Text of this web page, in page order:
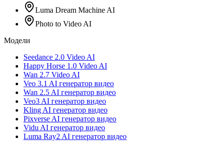
Luma Dream Machine AI
Photo to Video AI
Модели
Seedance 2.0 Video AI
Happy Horse 1.0 Video AI
Wan 2.7 Video AI
Veo 3.1 AI генератор видео
Wan 2.5 AI генератор видео
Veo3 AI генератор видео
Kling AI генератор видео
Pixverse AI генератор видео
Vidu AI генератор видео
Luma Ray2 AI генератор видео